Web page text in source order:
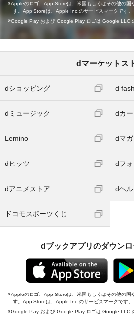
Appleのロゴ、App Storeは、米国もしくはその他の国
す。App Storeは、Apple Inc.のサービスマークです。
Google Play および Google Play ロゴは Google LLC
dマーケットス
dショッピング d
dミュージック dカ
Lemino dマ
dヒッツ dフォ
dアニメストア dヘ
ドコモスポーツくじ
dブックアプリのダウン
Appleのロゴ、App Storeは、米国もしくはその他の国
す。App Storeは、Apple Inc.のサービスマークです。
Google Play および Google Play ロゴは Google LLC